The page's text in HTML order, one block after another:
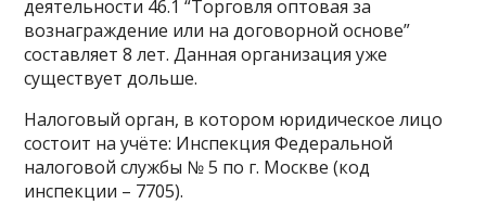
деятельности 46.1 “Торговля оптовая за
вознаграждение или на договорной основе”
составляет 8 лет. Данная организация уже
существует дольше.
Налоговый орган, в котором юридическое лицо
состоит на учёте: Инспекция Федеральной
налоговой службы № 5 по г. Москве (код
инспекции – 7705).